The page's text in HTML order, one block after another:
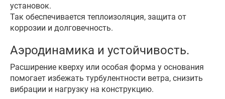
установок.
Так обеспечивается теплоизоляция, защита от
коррозии и долговечность.
Аэродинамика и устойчивость.
Расширение кверху или особая форма у основания
помогает избежать турбулентности ветра, снизить
вибрации и нагрузку на конструкцию.